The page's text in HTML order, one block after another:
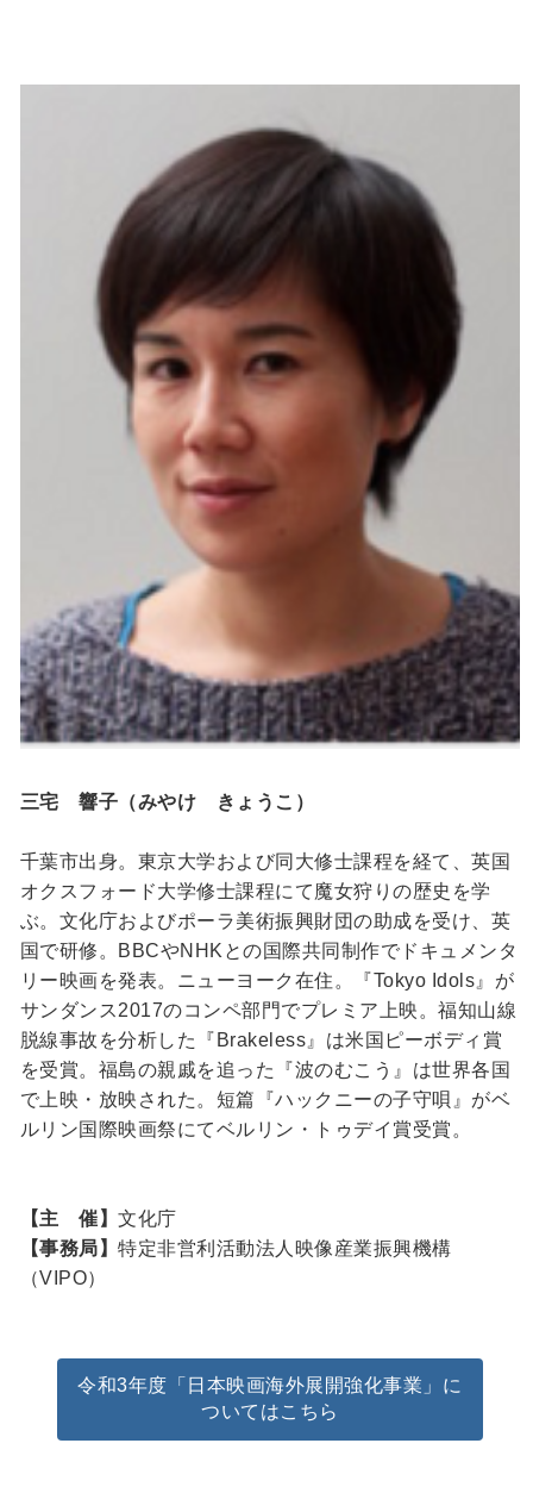
三宅 響子（みやけ きょうこ）
千葉市出身。東京大学および同大修士課程を経て、英国
オクスフォード大学修士課程にて魔女狩りの歴史を学
ぶ。文化庁およびポーラ美術振興財団の助成を受け、英
国で研修。BBCやNHKとの国際共同制作でドキュメンタ
リー映画を発表。ニューヨーク在住。『Tokyo Idols』が
サンダンス2017のコンペ部門でプレミア上映。福知山線
脱線事故を分析した『Brakeless』は米国ピーボディ賞
を受賞。福島の親戚を追った『波のむこう』は世界各国
で上映・放映された。短篇『ハックニーの子守唄』がベ
ルリン国際映画祭にてベルリン・トゥデイ賞受賞。
【主 催】文化庁
【事務局】特定非営利活動法人映像産業振興機構
（VIPO）
令和3年度「日本映画海外展開強化事業」に
ついてはこちら